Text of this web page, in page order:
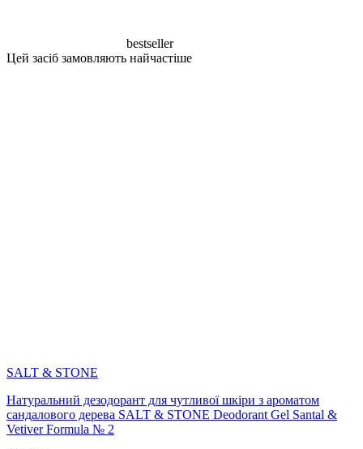
bestseller
Цей засіб замовляють найчастіше
SALT & STONE
Натуральний дезодорант для чутливої шкіри з ароматом
сандалового дерева SALT & STONE Deodorant Gel Santal &
Vetiver Formula № 2